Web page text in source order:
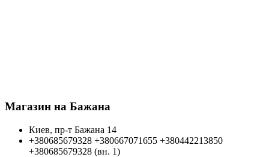
Магазин на Бажана
Киев, пр-т Бажана 14
+380685679328 +380667071655 +380442213850
+380685679328 (вн. 1)